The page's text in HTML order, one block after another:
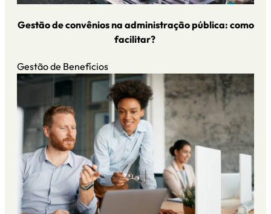
Gestão de convênios na administração pública: como
facilitar?
Gestão de Benefícios